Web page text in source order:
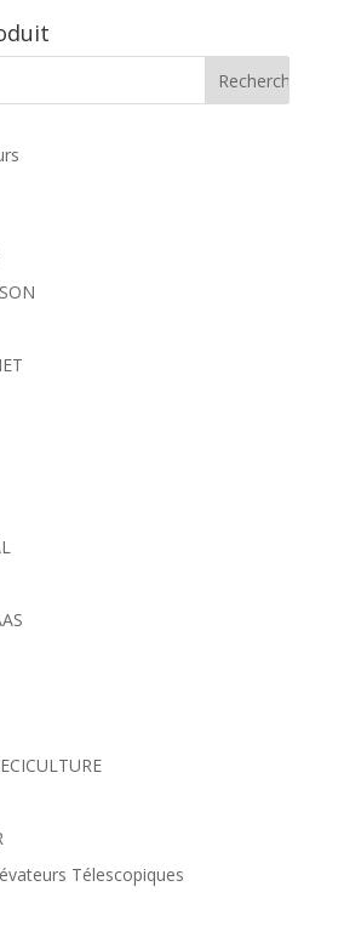
Télescopiques